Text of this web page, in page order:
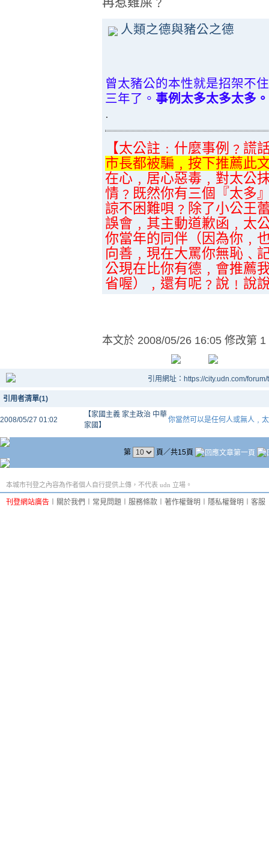
人類之德與豬公之德
曾太豬公的本性就是招架不
三年了。 事例太多太多太多。
.
【太公註﹕ 什麼事例﹖謊
市長都被騙﹐按下推薦此
在心﹐居心惡毒﹐對太公
情﹖既然你有三個『太多
諒不困難唄﹖除了小公王
誤會﹐其主動道歉函﹐太
你當年的同伴（因為你﹐
向善﹐現在大罵你無恥﹑
公現在比你有德﹐會推薦
省喔）﹐還有呢﹖說﹗說
本文於 2008/05/26 16:05 修改第 1
引用網址：https://city.udn.com/
引用者清單(1)
2008/05/27 01:02
【家國主義 家主政治 中華
家國】
你當然可以是任何人或無人﹐
第 頁／共15頁
本城市刊登之內容為作者個人自行提供上傳，不代表 udn 立場。
刊登網站廣告 關於我們 常見問題 服務條款 著作權聲明 隱私權聲明 客服